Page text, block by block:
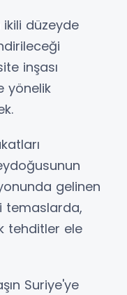
ikili düzeyde
inşası
yönelik
gelinen
temaslarda,
tehditler ele
Suriye'ye